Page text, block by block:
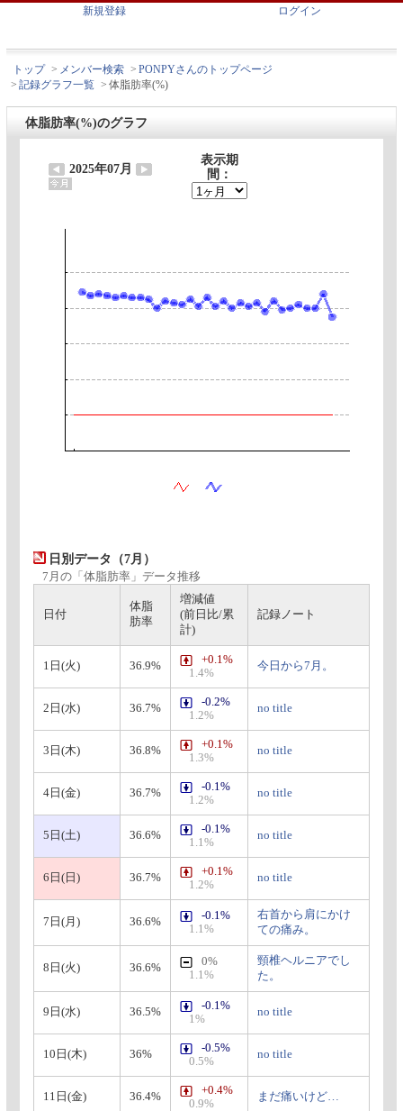
新規登録 ログイン
トップ > メンバー検索 > PONPYさんのトップページ
> 記録グラフ一覧 > 体脂肪率(%)
体脂肪率(%)のグラフ
2025年07月
表示期
間：
日別データ（7月）
7月の「体脂肪率」データ推移
日付
体脂
肪率
増減値
(前日比/累
計)
記録ノート
1日(火) 36.9%
+0.1%
1.4%
今日から7月。
2日(水) 36.7%
-0.2%
1.2%
no title
3日(木) 36.8%
+0.1%
1.3%
no title
4日(金) 36.7%
-0.1%
1.2%
no title
5日(土) 36.6%
-0.1%
1.1%
no title
6日(日) 36.7%
+0.1%
1.2%
no title
7日(月) 36.6%
-0.1%
1.1%
右首から肩にかけ
ての痛み。
8日(火) 36.6%
0%
1.1%
頸椎ヘルニアでし
た。
9日(水) 36.5%
-0.1%
1%
no title
10日(木) 36%
-0.5%
0.5%
no title
11日(金) 36.4%
+0.4%
0.9%
まだ痛いけど…